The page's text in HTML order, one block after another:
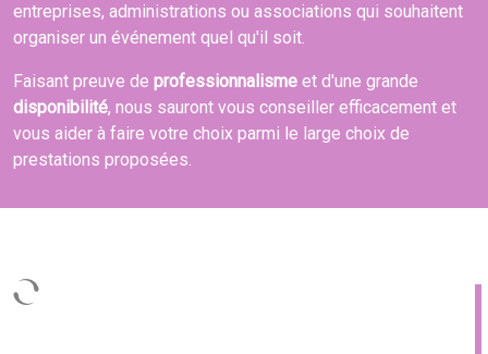
entreprises, administrations ou associations qui souhaitent
organiser un événement quel qu'il soit.
Faisant preuve de professionnalisme et d'une grande
disponibilité, nous sauront vous conseiller efficacement et
vous aider à faire votre choix parmi le large choix de
prestations proposées.